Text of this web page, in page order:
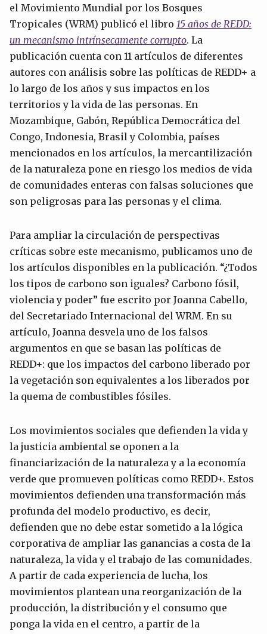
el Movimiento Mundial por los Bosques
Tropicales (WRM) publicó el libro 15 años de REDD:
un mecanismo intrínsecamente corrupto. La
publicación cuenta con 11 artículos de diferentes
autores con análisis sobre las políticas de REDD+ a
lo largo de los años y sus impactos en los
territorios y la vida de las personas. En
Mozambique, Gabón, República Democrática del
Congo, Indonesia, Brasil y Colombia, países
mencionados en los artículos, la mercantilización
de la naturaleza pone en riesgo los medios de vida
de comunidades enteras con falsas soluciones que
son peligrosas para las personas y el clima.
Para ampliar la circulación de perspectivas
críticas sobre este mecanismo, publicamos uno de
los artículos disponibles en la publicación. “¿Todos
los tipos de carbono son iguales? Carbono fósil,
violencia y poder” fue escrito por Joanna Cabello,
del Secretariado Internacional del WRM. En su
artículo, Joanna desvela uno de los falsos
argumentos en que se basan las políticas de
REDD+: que los impactos del carbono liberado por
la vegetación son equivalentes a los liberados por
la quema de combustibles fósiles.
Los movimientos sociales que defienden la vida y
la justicia ambiental se oponen a la
financiarización de la naturaleza y a la economía
verde que promueven políticas como REDD+. Estos
movimientos defienden una transformación más
profunda del modelo productivo, es decir,
defienden que no debe estar sometido a la lógica
corporativa de ampliar las ganancias a costa de la
naturaleza, la vida y el trabajo de las comunidades.
A partir de cada experiencia de lucha, los
movimientos plantean una reorganización de la
producción, la distribución y el consumo que
ponga la vida en el centro, a partir de la